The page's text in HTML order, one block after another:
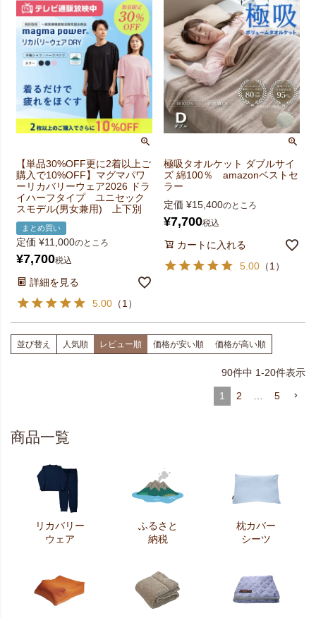
【単品30%OFF更に2着以上ご
購入で10%OFF】マグマパワ
ーリカバリーウェア2026 ドラ
イハーフタイプ ユニセック
スモデル(男女兼用) 上下別
まとめ買い
定価 ¥11,000のところ
¥7,700税込
詳細を見る
5.00 （1 ）
極吸タオルケット ダブルサイ
ズ 綿100％ amazonベストセ
ラー
定価 ¥15,400のところ
¥7,700税込
カートに入れる
5.00 （1 ）
並び替え 人気順 レビュー順 価格が安い順 価格が高い順
90件中 1-20件表示
1 2 5
商品一覧
リカバリー
ウェア
ふるさと
納税
枕カバー
シーツ